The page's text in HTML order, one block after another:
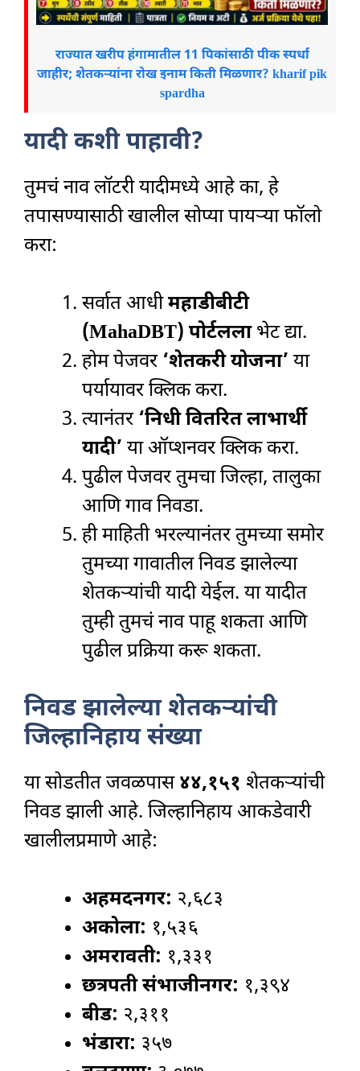
राज्यात खरीप हंगामातील 11 पिकांसाठी पीक स्पर्धा
जाहीर; शेतकऱ्यांना रोख इनाम किती मिळणार? kharif pik
spardha
यादी कशी पाहावी?
तुमचं नाव लॉटरी यादीमध्ये आहे का, हे
तपासण्यासाठी खालील सोप्या पायऱ्या फॉलो
करा:
सर्वात आधीमहाडीबीटी
(MahaDBT) पोर्टललाभेट द्या.
होम पेजवर ‘शेतकरी योजना’ या
पर्यायावर क्लिक करा.
त्यानंतर ‘निधी वितरित लाभार्थी
यादी’ या ऑप्शनवर क्लिक करा.
पुढील पेजवर तुमचा जिल्हा, तालुका
आणि गाव निवडा.
ही माहिती भरल्यानंतर तुमच्या समोर
तुमच्या गावातील निवड झालेल्या
शेतकऱ्यांची यादी येईल. या यादीत
तुम्ही तुमचं नाव पाहू शकता आणि
पुढील प्रक्रिया करू शकता.
निवड झालेल्या शेतकऱ्यांची
जिल्हानिहाय संख्या
या सोडतीत जवळपास४४,१५१ शेतकऱ्यांची
निवड झाली आहे. जिल्हानिहाय आकडेवारी
खालीलप्रमाणे आहे:
अहमदनगर: २,६८३
अकोला: १,५३६
अमरावती: १,३३१
छत्रपती संभाजीनगर: १,३९४
बीड: २,३११
भंडारा: ३५७